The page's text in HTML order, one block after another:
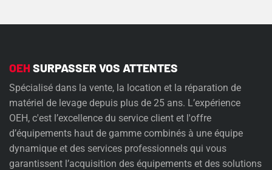
OEH SURPASSER VOS ATTENTES
Spécialisé dans la vente, la location et la réparation de
matériel de levage depuis plus de 25 ans. L’expérience
OEH, c'est l’excellence du service client et l'offre
d’équipements haut de gamme combinés à une équipe
dynamique et des services professionnels qui vous
garantissent l’acquisition des équipements et des solutions